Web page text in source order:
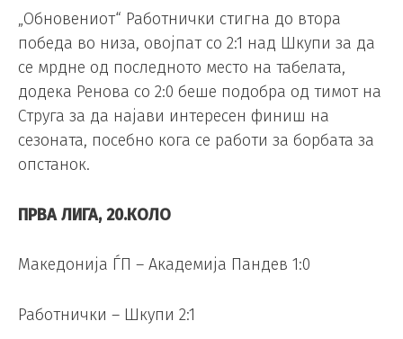
„Обновениот“ Работнички стигна до втора
победа во низа, овојпат со 2:1 над Шкупи за да
се мрдне од последното место на табелата,
додека Ренова со 2:0 беше подобра од тимот на
Струга за да најави интересен финиш на
сезоната, посебно кога се работи за борбата за
опстанок.
ПРВА ЛИГА, 20.КОЛО
Македонија ЃП – Академија Пандев 1:0
Работнички – Шкупи 2:1